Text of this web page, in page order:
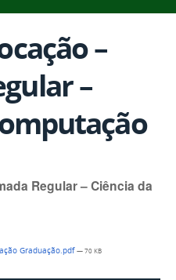
–
–
Regular – Ciência da
Graduação.pdf— 70 KB